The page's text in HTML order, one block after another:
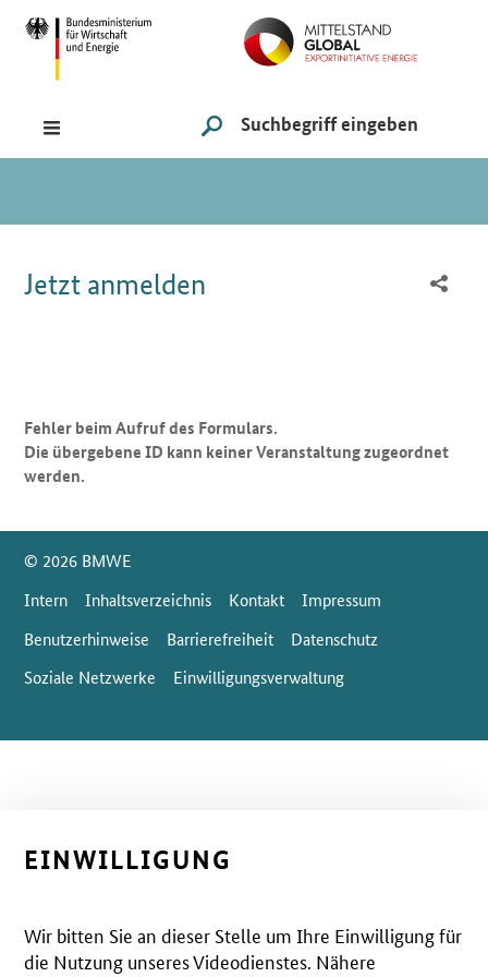
Suche
SUCHE STARTEN
Jetzt anmelden
Fehler beim Aufruf des Formulars.
Die übergebene ID kann keiner Veranstaltung zugeordnet
werden.
SrOnlyServicemenü
© 2026 BMWE
Intern
Inhaltsverzeichnis Kontakt
Impressum
Benutzerhinweise
Barrierefreiheit
Datenschutz
Soziale Netzwerke
Einwilligungsverwaltung
EINWILLIGUNG
Wir bitten Sie an dieser Stelle um Ihre Einwilligung für
die Nutzung unseres Videodienstes. Nähere